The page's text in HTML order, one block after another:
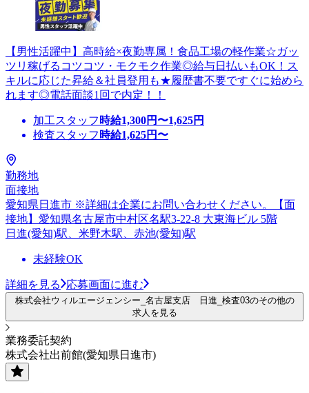
【男性活躍中】高時給×夜勤専属！食品工場の軽作業☆ガッ
ツリ稼げるコツコツ・モクモク作業◎給与日払いもOK！ス
キルに応じた昇給＆社員登用も★履歴書不要ですぐに始めら
れます◎電話面談1回で内定！！
加工スタッフ 時給1,300円〜1,625円
検査スタッフ 時給1,625円〜
勤務地
面接地
愛知県日進市 ※詳細は企業にお問い合わせください。【面
接地】愛知県名古屋市中村区名駅3-22-8 大東海ビル 5階
日進(愛知)駅、米野木駅、赤池(愛知)駅
未経験OK
詳細を見る 応募画面に進む
株式会社ウィルエージェンシー_名古屋支店 日進_検査03のその他の
求人を見る
業務委託契約
株式会社出前館(愛知県日進市)